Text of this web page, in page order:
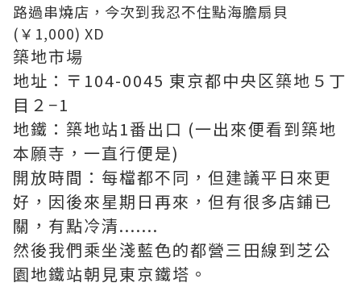
路過串燒店，今次到我忍不住點海膽扇貝
(￥1,000) XD
築地市場
地址：〒104-0045 東京都中央区築地５丁
目２−1
地鐵：築地站1番出口 (一出來便看到築地
本願寺，一直行便是)
開放時間：每檔都不同，但建議平日來更
好，因後來星期日再來，但有很多店鋪已
關，有點冷清.......
然後我們乘坐淺藍色的都營三田線到芝公
園地鐵站朝見東京鐵塔。